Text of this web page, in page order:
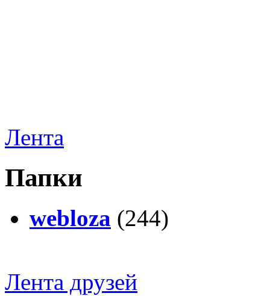
Лента
Папки
webloza (244)
Лента друзей